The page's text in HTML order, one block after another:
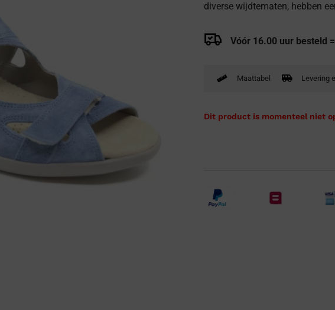
diverse wijdtematen, hebben
Vóór 16.00 uur besteld
Maattabel Levering
Dit product is momenteel niet